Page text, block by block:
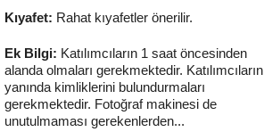
Kıyafet: Rahat kıyafetler önerilir.
Ek Bilgi: Katılımcıların 1 saat öncesinden
alanda olmaları gerekmektedir. Katılımcıların
yanında kimliklerini bulundurmaları
gerekmektedir. Fotoğraf makinesi de
unutulmaması gerekenlerden...